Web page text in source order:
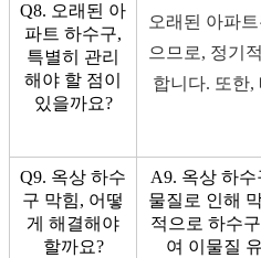
Q8. 오래된 아
파트 하수구,
특별히 관리
해야 할 점이
있을까요?
오래된 아파
으므로, 정기
합니다. 또한,
Q9. 옥상 하수
구 막힘, 어떻
게 해결해야
할까요?
A9. 옥상 하수
물질로 인해
적으로 하수
여 이물질